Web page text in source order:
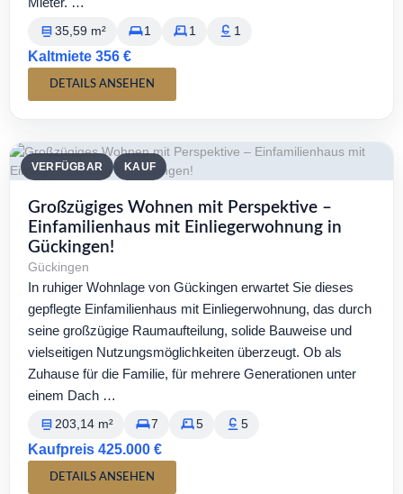
35,59 m² 1 1 1
Kaltmiete 356 €
DETAILS ANSEHEN
VERFÜGBAR KAUF
Großzügiges Wohnen mit Perspektive –
Einfamilienhaus mit Einliegerwohnung in
Gückingen!
Gückingen
In ruhiger Wohnlage von Gückingen erwartet Sie dieses
gepflegte Einfamilienhaus mit Einliegerwohnung, das durch
seine großzügige Raumaufteilung, solide Bauweise und
vielseitigen Nutzungsmöglichkeiten überzeugt. Ob als
Zuhause für die Familie, für mehrere Generationen unter
einem Dach …
203,14 m² 7 5 5
Kaufpreis 425.000 €
DETAILS ANSEHEN